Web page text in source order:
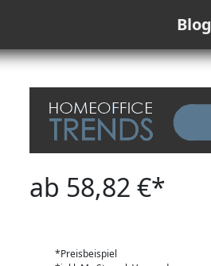
Blog
ab 58,82 €*
*Preisbeispiel